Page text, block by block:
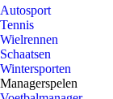
Autosport
Tennis
Wielrennen
Schaatsen
Wintersporten
Managerspelen